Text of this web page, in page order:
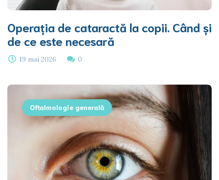
Operația de cataractă la copii. Când și
de ce este necesară
19 mai 2026 0
Oftalmologie generală